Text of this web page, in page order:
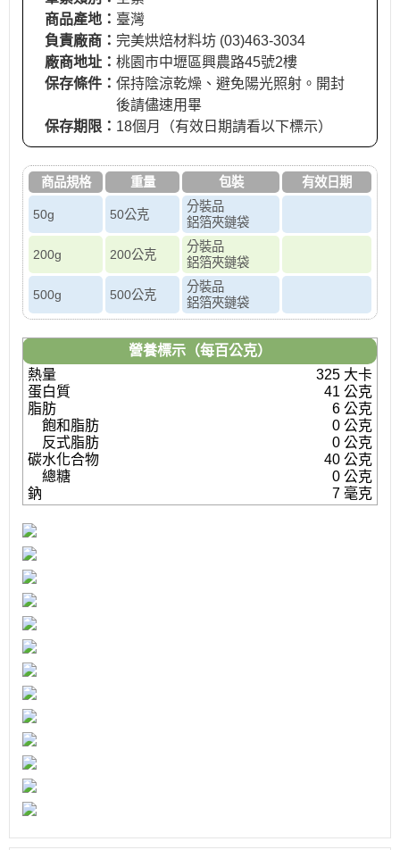
商品產地： 臺灣
負責廠商： 完美烘焙材料坊 (03)463-3034
廠商地址： 桃園市中壢區興農路45號2樓
保存條件： 保持陰涼乾燥、避免陽光照射。開封
後請儘速用畢
保存期限： 18個月（有效日期請看以下標示）
商品規格 重量 包裝 有效日期
50g 50公克
分裝品
鋁箔夾鏈袋
200g 200公克
分裝品
鋁箔夾鏈袋
500g 500公克
分裝品
鋁箔夾鏈袋
營養標示（每百公克）
熱量
325 大卡
蛋白質
41 公克
脂肪
6 公克
飽和脂肪
0 公克
反式脂肪
0 公克
碳水化合物
40 公克
總糖
0 公克
鈉
7 毫克